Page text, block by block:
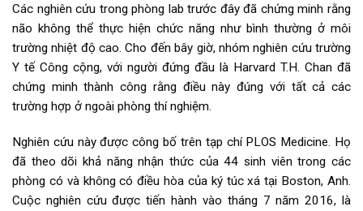
Các nghiên cứu trong phòng lab trước đây đã chứng minh rằng
não không thể thực hiện chức năng như bình thường ở môi
trường nhiệt độ cao. Cho đến bây giờ, nhóm nghiên cứu trường
Y tế Công cộng, với người đứng đầu là Harvard T.H. Chan đã
chứng minh thành công rằng điều này đúng với tất cả các
trường hợp ở ngoài phòng thí nghiệm.
Nghiên cứu này được công bố trên tạp chí PLOS Medicine. Họ
đã theo dõi khả năng nhận thức của 44 sinh viên trong các
phòng có và không có điều hòa của ký túc xá tại Boston, Anh.
Cuộc nghiên cứu được tiến hành vào tháng 7 năm 2016, là